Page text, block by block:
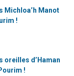
Michloa’h Manot
!
oreilles d’Haman
!